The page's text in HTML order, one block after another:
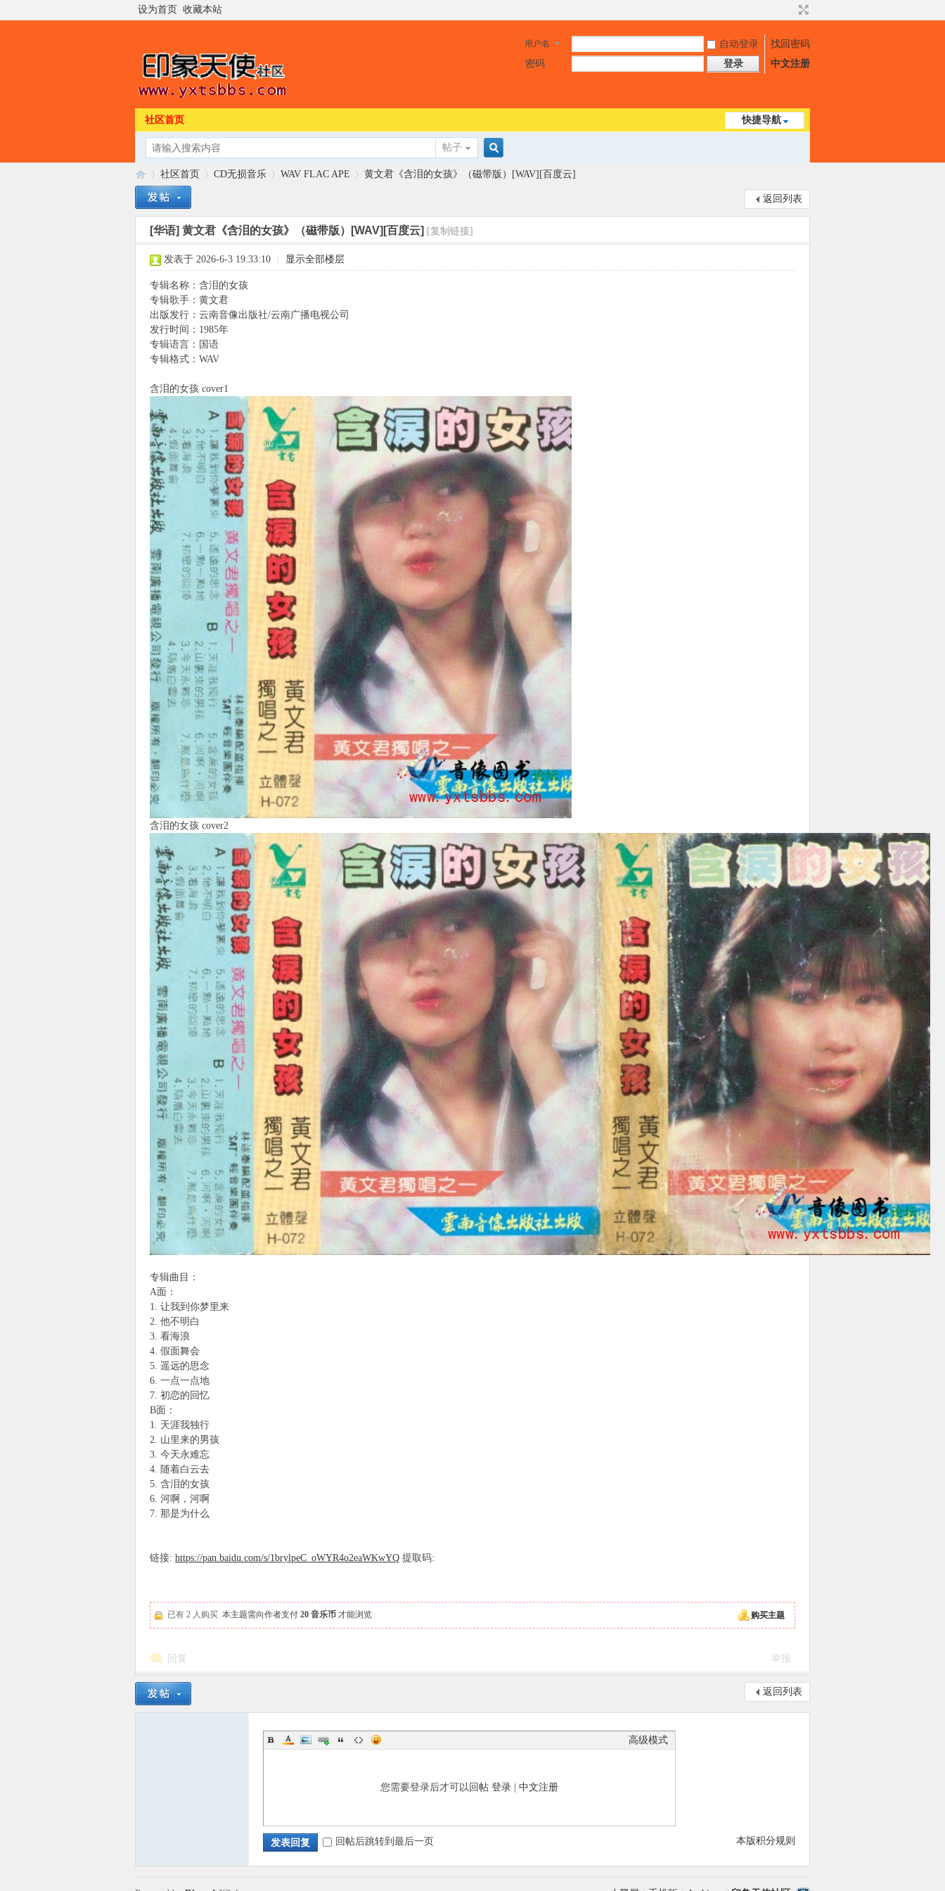
设为首页 收藏本站
用户名 自动登录
找回密码
密码
登录 中文注册
快捷导航
社区首页
帖子
搜
»
社区首页
›
CD无损音乐
›
WAV FLAC APE
›
黄文君《含泪的女孩》（磁带版）[WAV][百度云]
返回列表
[华语] 黄文君《含泪的女孩》（磁带版）[WAV][百度云] [复制链接]
发表于 2026-6-3 19:33:10 显示全部楼层
专辑名称：含泪的女孩
专辑歌手：黄文君
出版发行：云南音像出版社/云南广播电视公司
发行时间：1985年
专辑语言：国语
专辑格式：WAV
含泪的女孩 cover1
含泪的女孩 cover2
专辑曲目：
A面：
1. 让我到你梦里来
2. 他不明白
3. 看海浪
4. 假面舞会
5. 遥远的思念
6. 一点一点地
7. 初恋的回忆
B面：
1. 天涯我独行
2. 山里来的男孩
3. 今天永难忘
4. 随着白云去
5. 含泪的女孩
6. 河啊，河啊
7. 那是为什么
链接: https://pan.baidu.com/s/1brylpeC_oWYR4o2eaWKwYQ 提取码:
购买主题
已有 2 人购买 本主题需向作者支付 20 音乐币 才能浏览
回复 举报
返回列表
高级模式
您需要登录后才可以回帖 登录 中文注册
本版积分规则
发表回复 回帖后跳转到最后一页